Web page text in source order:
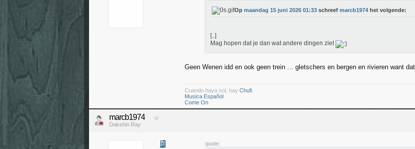
Op maandag 15 juni 2026 01:33 schreef marcb1974 het volgende:
[..]
Mag hopen dat je dan wat andere dingen ziet
Geen Wenen idd en ook geen trein ... gletschers en bergen en rivieren want
Cuando haya sol, hay Chufi
Musica Español
Come On
marcb1974
Dakshin Ray
quote: